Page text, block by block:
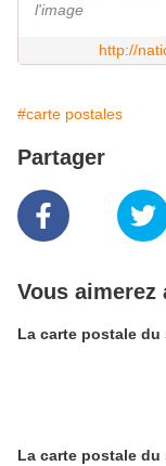
l'image
http://
#carte postales
Partager
Vous aimerez
La carte postale du
La carte postale du